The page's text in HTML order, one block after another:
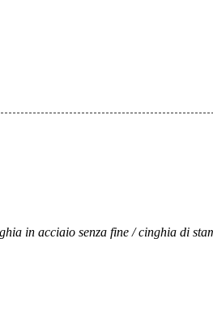
in acciaio senza fine / cinghia di